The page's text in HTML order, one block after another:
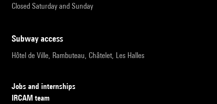
Closed Saturday and Sunday
subway access
Hôtel de Ville, Rambuteau, Châtelet, Les Halles
Jobs and internships
IRCAM team